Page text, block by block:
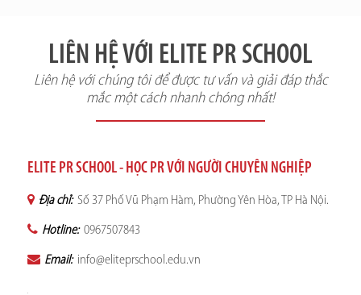
LIÊN HỆ VỚI ELITE PR SCHOOL
Liên hệ với chúng tôi để được tư vấn và giải đáp thắc
mắc một cách nhanh chóng nhất!
ELITE PR SCHOOL - HỌC PR VỚI NGƯỜI CHUYÊN NGHIỆP
Địa chỉ: Số 37 Phố Vũ Phạm Hàm, Phường Yên Hòa, TP Hà Nội.
Hotline: 0967507843
Email: info@eliteprschool.edu.vn